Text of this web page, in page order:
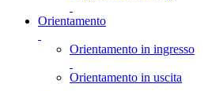
Orientamento
Orientamento in ingresso
Orientamento in uscita